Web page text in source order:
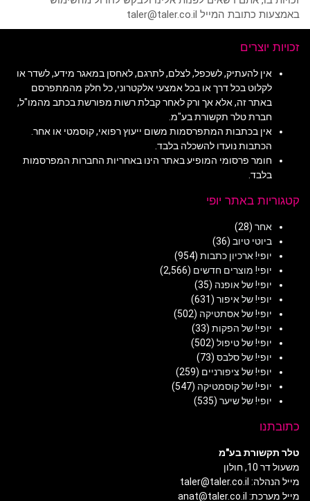
באמצעות כתובת המייל taler@taler.co.il
זכויות יוצרים
אין להעתיק, לשכפל, לצלם, לתרגם, לאחסן במאגר מידע, לשדר או
לקלוט בכל דרך או בכל אמצעי אלקטרוני, כל חלק מהמתפרסם
באתר זה, אלא אך ורק לאחר קבלת רשות מפורשת בכתב מהמו"ל,
חברת טלר תקשורת בע"מ.
אין בכתבות המתפרסמות משום ייעוץ רפואי, קוסמטי או אחר.
הכתבות נועדו להשכלה בלבד.
חומר פרסומי המופיע באתר הינו באחריות החברות המפרסמות
בלבד.
קטגוריות באתר יופי
אחר (28)
ביוטי טיוב (36)
יופי! ארכיון כתבות (954)
יופי! מוצרים חדשים (2,566)
יופי! של אופנה (35)
יופי! של איפור (631)
יופי! של אסתטיקה (502)
יופי! של הפקות (33)
יופי! של טיפול (502)
יופי! של סלבס (73)
יופי! של ציפורניים (259)
יופי! של קוסמטיקה (547)
יופי! של שיער (535)
כתובתנו
טלר תקשורת בע"מ
משעול דר 10, חולון
מייל הנהלה: taler@taler.co.il
מייל מערכת: anat@taler.co.il